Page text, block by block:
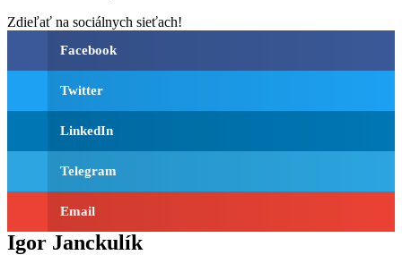
Zdieľať na sociálnych sieťach!
Facebook
Twitter
LinkedIn
Telegram
Email
Igor Janckulík